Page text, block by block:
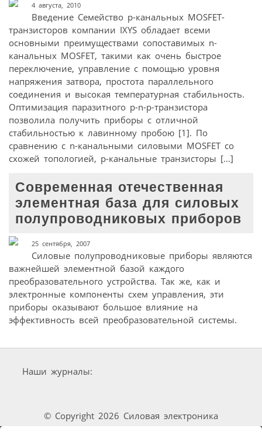
4 августа, 2010
Введение Семейство p-канальных MOSFET-
транзисторов компании IXYS обладает всеми
основными преимуществами сопоставимых n-
канальных MOSFET, такими как очень быстрое
переключение, управление с помощью уровня
напряжения затвора, простота параллельного
соединения и высокая температурная стабильность.
Оптимизация паразитного p-n-p-транзистора
позволила получить приборы с отличной
стабильностью к лавинному пробою [1]. По
сравнению с n-канальными силовыми MOSFET со
схожей топологией, p-канальные транзисторы […]
Современная отечественная
элементная база для силовых
полупроводниковых приборов
25 сентября, 2007
Силовые полупроводниковые приборы являются
важнейшей элементной базой каждого
преобразовательного устройства. Так же, как и
электронные компоненты схем управления, эти
приборы оказывают большое влияние на
эффективность всей преобразовательной системы.
Наши журналы:
© Copyright 2026 Силовая электроника